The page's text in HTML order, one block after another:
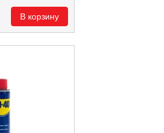
В корзину